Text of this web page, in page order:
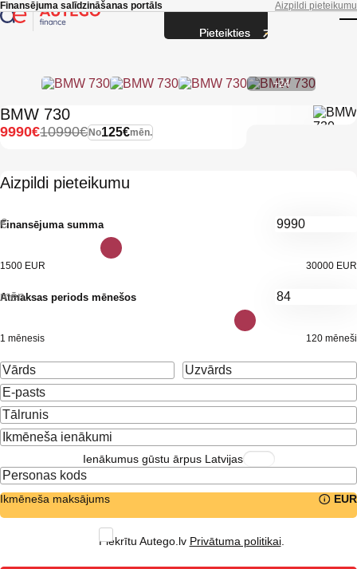
Skip to main content
Finansējuma salīdzināšanas portāls Aizpildi pieteikumu
+24
BMW 730
No125€mēn.
10990€
9990€
Aizpildi pieteikumu
Finansējuma summa
€
1500 EUR 30000 EUR
Atmaksas periods mēnešos
mēn.
1 mēnesis 120 mēneši
Ienākumus gūstu ārpus Latvijas
Ikmēneša maksājums EUR
Piekrītu Autego.lv Privātuma politikai.